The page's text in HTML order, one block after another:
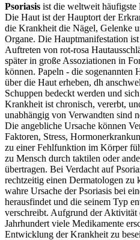
Psoriasis ist die weltweit häufigste
Die Haut ist der Hauptort der
die Krankheit die Nägel, Gelenke
Organe. Die Hauptmanifestation
Auftreten von rot-rosa
später in große Assoziationen in
können. Papeln - die sogenannten
über die Haut erheben, dh
Schuppen bedeckt werden und
Krankheit ist chronisch, vererbt,
unabhängig von Verwandten sind
Die angebliche Ursache können
Faktoren, Stress,
zu einer Fehlfunktion im Körper
zu Mensch durch taktilen oder
übertragen. Bei Verdacht auf
rechtzeitig einen Dermatologen zu
wahre Ursache der Psoriasis bei
herausfindet und die seinem Typ
verschreibt. Aufgrund der Aktivität
Jahrhundert viele Medikamente
Entwicklung der Krankheit zu